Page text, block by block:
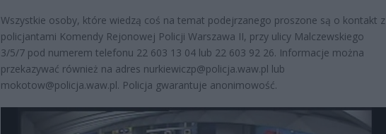
Wszystkie osoby, które wiedzą coś na temat podejrzanego proszone są o kontakt z
policjantami Komendy Rejonowej Policji Warszawa II, przy ulicy Malczewskiego
3/5/7 pod numerem telefonu 22 603 13 04 lub 22 603 92 26. Informacje można
przekazywać również na adres nurkiewiczp@policja.waw.pl lub
mokotow@policja.waw.pl. Policja gwarantuje anonimowość.